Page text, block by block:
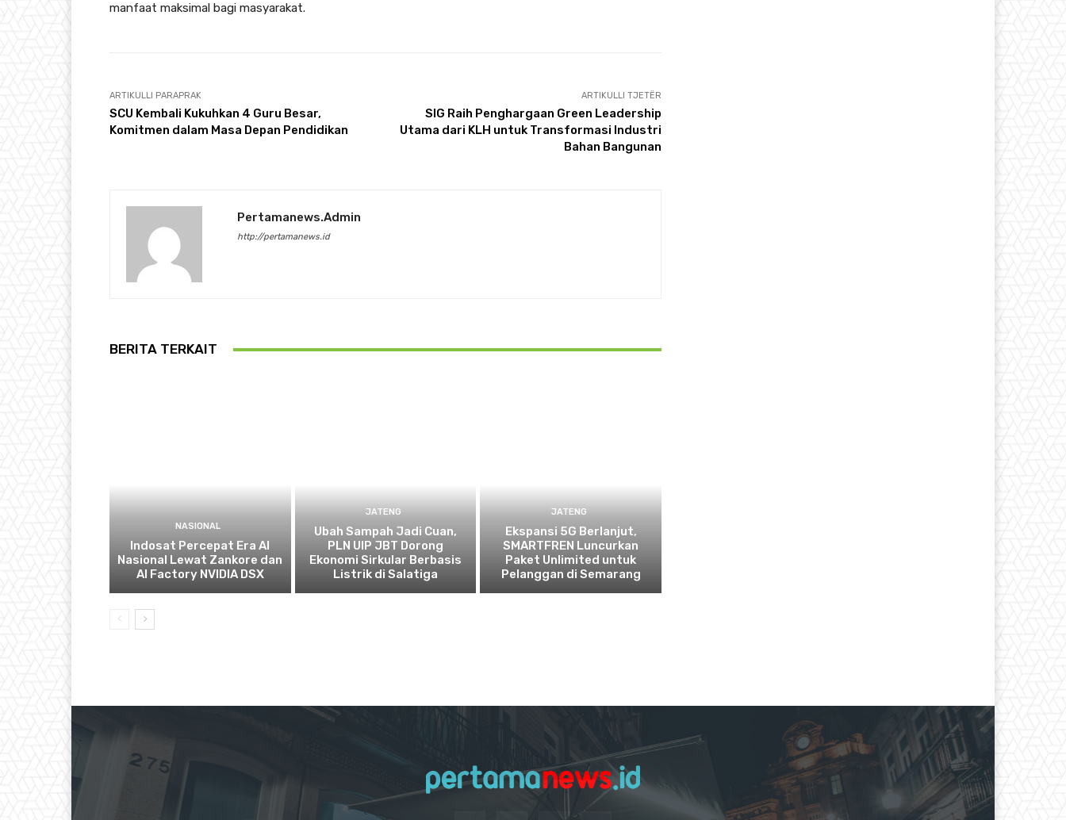
manfaat maksimal bagi masyarakat.
ARTIKULLI PARAPRAK
SCU Kembali Kukuhkan 4 Guru Besar,
Komitmen dalam Masa Depan Pendidikan
ARTIKULLI TJETËR
SIG Raih Penghargaan Green Leadership
Utama dari KLH untuk Transformasi Industri
Bahan Bangunan
Pertamanews.admin
http://pertamanews.id
BERITA TERKAIT
NASIONAL
Indosat Percepat Era AI
Nasional Lewat Zankore dan
AI Factory NVIDIA DSX
JATENG
Ubah Sampah Jadi Cuan,
PLN UIP JBT Dorong
Ekonomi Sirkular Berbasis
Listrik di Salatiga
JATENG
Ekspansi 5G Berlanjut,
SMARTFREN Luncurkan
Paket Unlimited untuk
Pelanggan di Semarang